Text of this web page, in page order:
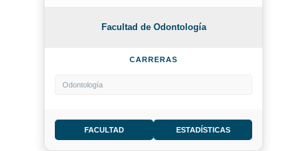
Facultad de Odontología
CARRERAS
Odontología
FACULTAD ESTADÍSTICAS